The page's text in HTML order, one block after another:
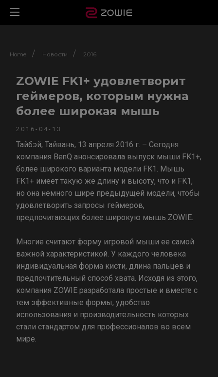
Home / Новости / 2016
ZOWIE FK1+ удовлетворит
геймеров, которым нужна
более широкая мышь
2016-04-13
Тайбэй, Тайвань, 13 апреля 2016 г. – Сегодня
компания BenQ анонсировала выпуск мыши FK1+,
более широкого варианта модели FK1. Мышь
FK1+ имеет такую же длину и высоту, что и FK1,
но она немного шире предыдущей модели, чтобы
удовлетворить запросы геймеров,
предпочитающих более широкую мышь ZOWIE.
Многие считают форму игровой мыши ее самой
важной характеристикой. У каждого человека
индивидуальная форма кисти, длина пальцев и
предпочтительный способ хвата. Исходя из этого,
компания ZOWIE разработала простые и вместе с
тем эффективные формы, удобство
использования и производительность которых
стали стандартом для профессионалов во всем
мире.